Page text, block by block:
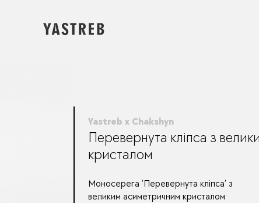
Yastreb x Chakshyn
Перевернута кліпса з
кристалом
Моносерега ‘Перевернута кліпса’ з
великим асиметричним кристалом